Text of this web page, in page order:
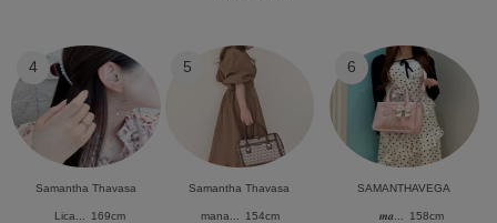
4
Samantha Thavasa
Lica... 169cm
5
Samantha Thavasa
mana... 154cm
6
SAMANTHAVEGA
𝒎𝒂... 158cm